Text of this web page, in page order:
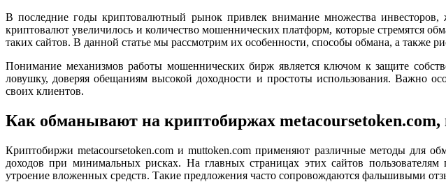
В последние годы криптовалютный рынок привлек внимание множества
криптовалют увеличилось и количество мошеннических платформ, которые стремятся
таких сайтов. В данной статье мы рассмотрим их особенности, способы обмана, а также
Понимание механизмов работы мошеннических бирж является ключом к защите
ловушку, доверяя обещаниям высокой доходности и простоты использования. Важно
своих клиентов.
Как обманывают на криптобиржах metacoursetoken.com,
Криптобиржи metacoursetoken.com и muttoken.com применяют различные методы для
доходов при минимальных рисках. На главных страницах этих сайтов
утроение вложенных средств. Такие предложения часто сопровождаются фальшивыми